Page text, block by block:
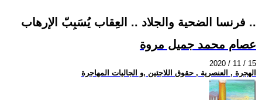
فرنسا الضحية والجلاد .. العِقاب يُسَبِبّ الإرهاب ..
عصام محمد جميل مروة
2020 / 11 / 15
الهجرة , العنصرية , حقوق اللاجئين ,و الجاليات المهاجرة